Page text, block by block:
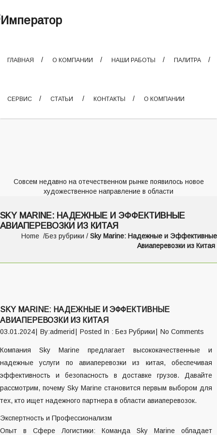
ГЛАВНАЯ О КОМПАНИИ НАШИ РАБОТЫ ПАЛИТРА
СЕРВИС СТАТЬИ КОНТАКТЫ О КОМПАНИИ
Совсем недавно на отечественном рынке появилось новое
художественное направление в области
SKY MARINE: НАДЕЖНЫЕ И ЭФФЕКТИВНЫЕ
АВИАПЕРЕВОЗКИ ИЗ КИТАЯ
Home Без рубрики / Sky Marine: Надежные и Эффективные
Авиаперевозки из Китая
SKY MARINE: НАДЕЖНЫЕ И ЭФФЕКТИВНЫЕ
АВИАПЕРЕВОЗКИ ИЗ КИТАЯ
03.01.2024 By:admerid Posted In : Без Рубрики No Comments
Компания Sky Marine предлагает высококачественные и
надежные услуги по авиаперевозки из китая, обеспечивая
эффективность и безопасность в доставке грузов. Давайте
рассмотрим, почему Sky Marine становится первым выбором для
тех, кто ищет надежного партнера в области авиаперевозок.
Экспертность и Профессионализм
Опыт в Сфере Логистики: Команда Sky Marine обладает